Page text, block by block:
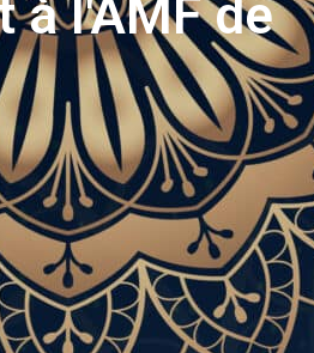
à l'AMF de